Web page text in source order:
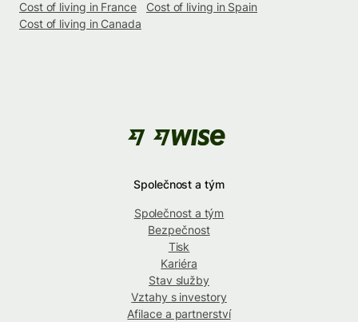
Cost of living in France
Cost of living in Spain
Cost of living in Canada
Společnost a tým
Společnost a tým
Bezpečnost
Tisk
Kariéra
Stav služby
Vztahy s investory
Afilace a partnerství